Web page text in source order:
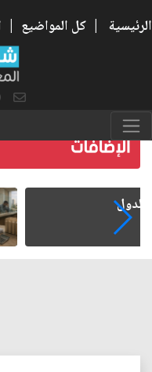
الرئيسية | كل المواضيع |
رواتب